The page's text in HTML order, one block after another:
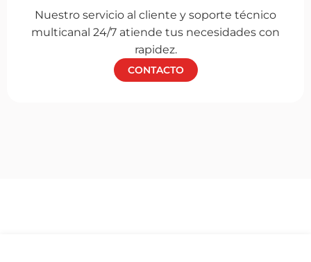
Nuestro servicio al cliente y soporte técnico
multicanal 24/7 atiende tus necesidades con
rapidez.
CONTACTO